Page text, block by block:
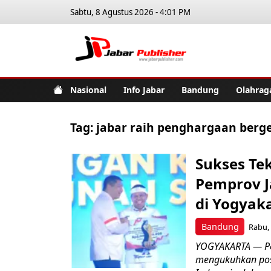
Sabtu, 8 Agustus 2026 - 4:01 PM
Nasional Info Jabar Bandung
Tag: jabar raih penghargaan
Bandung
Sukses
Pemprov
di
YOGYAKARTA —
mengukuhkan